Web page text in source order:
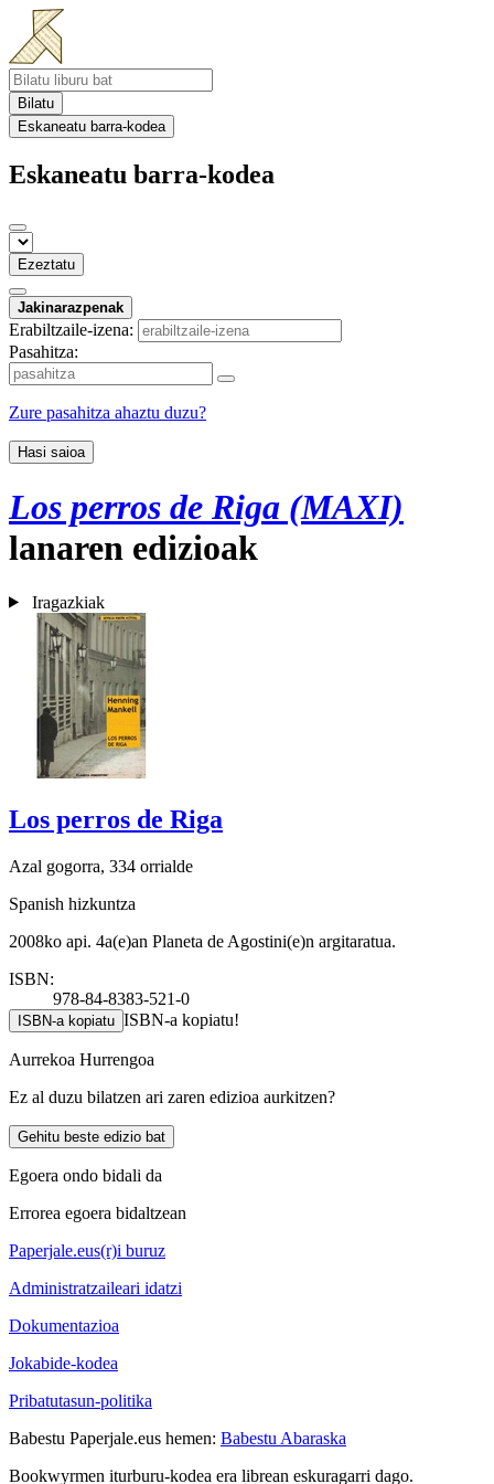
Bilatu
Eskaneatu barra-kodea
Eskaneatu barra-kodea
Ezeztatu
Jakinarazpenak
Erabiltzaile-izena:
Pasahitza:
Zure pasahitza ahaztu duzu?
Hasi saioa
Los perros de Riga (MAXI)
lanaren edizioak
Iragazkiak
Los perros de Riga
Azal gogorra, 334 orrialde
Spanish hizkuntza
2008ko api. 4a(e)an Planeta de Agostini(e)n argitaratua.
ISBN:
978-84-8383-521-0
ISBN-a kopiatu ISBN-a kopiatu!
Aurrekoa Hurrengoa
Ez al duzu bilatzen ari zaren edizioa aurkitzen?
Gehitu beste edizio bat
Egoera ondo bidali da
Errorea egoera bidaltzean
Paperjale.eus(r)i buruz
Administratzaileari idatzi
Dokumentazioa
Jokabide-kodea
Pribatutasun-politika
Babestu Paperjale.eus hemen: Babestu Abaraska
Bookwyrmen iturburu-kodea era librean eskuragarri dago.